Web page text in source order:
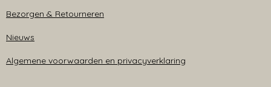
Bezorgen & Retourneren
Nieuws
Algemene voorwaarden en privacyverklaring